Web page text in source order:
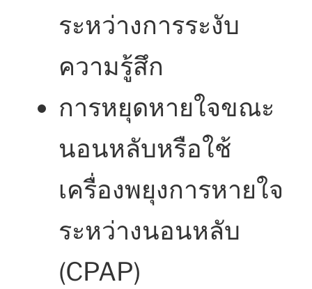
ระหว่างการระงับ
ความรู้สึก
การหยุดหายใจขณะ
นอนหลับหรือใช้
เครื่องพยุงการหายใจ
ระหว่างนอนหลับ
(CPAP)